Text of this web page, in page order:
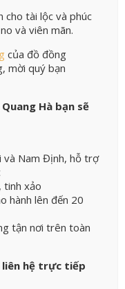
cho tài lộc và phúc
và viên mãn.
của đồ đồng
mời quý bạn
Hà bạn sẽ
và Nam Định, hỗ trợ
tinh xảo
hành lên đến 20
tận nơi trên toàn
liên hệ trực tiếp